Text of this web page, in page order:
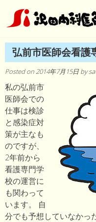
content
弘前市医師会看護
Posted on 2014年7月15日 by
私の弘前市
医師会での
仕事は検診
と感染症対
策が主なも
のですが、
2年前から
看護専門学
校の運営に
も関わって
います。 自
分でも予想していなかっ